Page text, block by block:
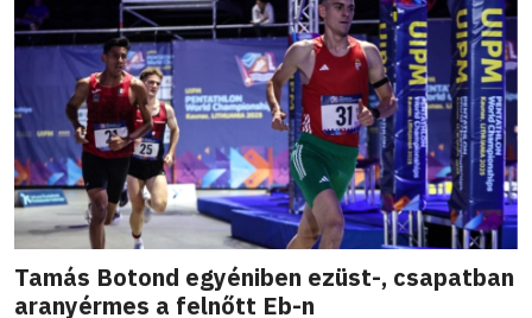
Tamás Botond egyéniben ezüst-, csapatban
aranyérmes a felnőtt Eb-n